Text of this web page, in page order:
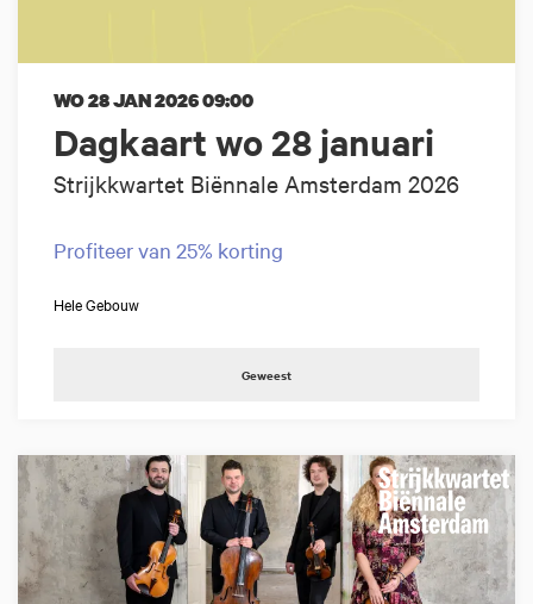
Dagkaart wo 28 januari
Strijkkwartet Biënnale Amsterdam 2026
WO 28 JAN 202609:00
Profiteer van 25% korting
Hele Gebouw
Geweest